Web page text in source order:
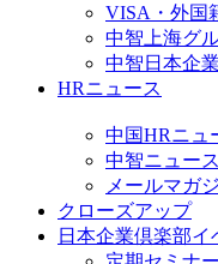
VISA・外国
中智上海グ
中智日本企
HRニュース
中国HRニュ
中智ニュース
メールマガ
クローズアップ
日本企業倶楽部イ